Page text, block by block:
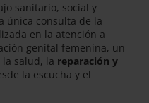
sanitario, social y
única consulta de la
en la atención a
genital femenina, un
salud, la reparación y
la escucha y el